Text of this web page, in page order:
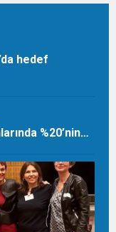
hedef
%20’nin